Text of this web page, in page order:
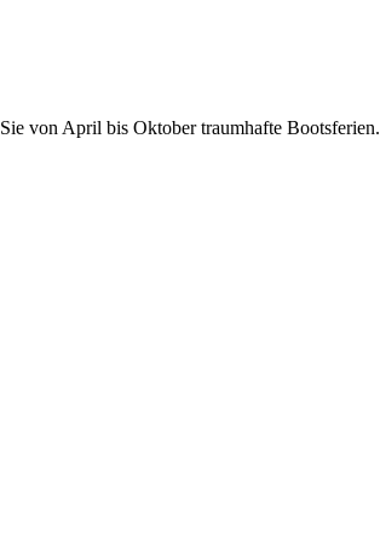
von April bis Oktober traumhafte Bootsferien.